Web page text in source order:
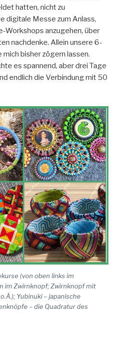
hatten, nicht zu
digitale Messe zum Anlass,
Workshops anzugehen, über
nachdenke. Allein unsere 6-
bisher zögern lassen.
es spannend, aber drei Tage
endlich die Verbindung mit 50
(von oben links im
im Zwirnknopf; Zwirnknopf mit
Yubinuki – japanische
– die Quadratur des